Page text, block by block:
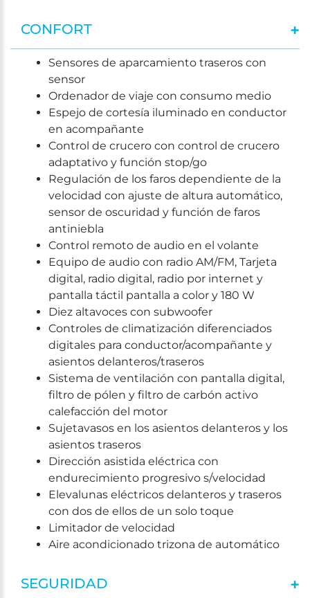
CONFORT
Sensores de aparcamiento traseros con
sensor
Ordenador de viaje con consumo medio
Espejo de cortesía iluminado en conductor
en acompañante
Control de crucero con control de crucero
adaptativo y función stop/go
Regulación de los faros dependiente de la
velocidad con ajuste de altura automático,
sensor de oscuridad y función de faros
antiniebla
Control remoto de audio en el volante
Equipo de audio con radio AM/FM, Tarjeta
digital, radio digital, radio por internet y
pantalla táctil pantalla a color y 180 W
Diez altavoces con subwoofer
Controles de climatización diferenciados
digitales para conductor/acompañante y
asientos delanteros/traseros
Sistema de ventilación con pantalla digital,
filtro de pólen y filtro de carbón activo
calefacción del motor
Sujetavasos en los asientos delanteros y los
asientos traseros
Dirección asistida eléctrica con
endurecimiento progresivo s/velocidad
Elevalunas eléctricos delanteros y traseros
con dos de ellos de un solo toque
Limitador de velocidad
Aire acondicionado trizona de automático
SEGURIDAD